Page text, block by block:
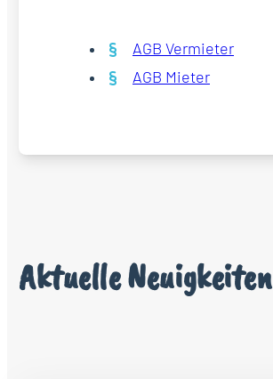
AGB Vermieter
AGB Mieter
Aktuelle Neuigkeiten